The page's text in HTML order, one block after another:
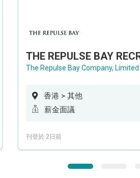
The Repulse Bay Company, Limited
香港 > 其他
薪金面議
刊登於 2日前